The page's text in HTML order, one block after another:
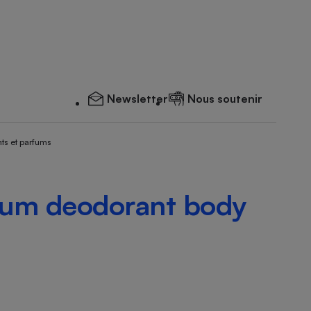
Newsletter Nous soutenir
et parfums
deodorant body